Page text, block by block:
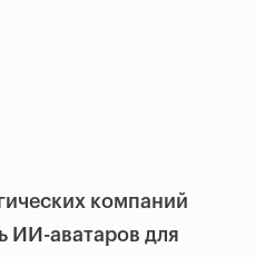
компаний
ИИ-аватаров для